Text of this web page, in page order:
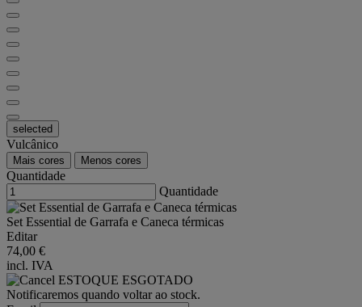
selected
Vulcânico
Mais cores Menos cores
Quantidade
Quantidade
Set Essential de Garrafa e Caneca térmicas
Editar
74,00 €
incl. IVA
ESTOQUE ESGOTADO
Notificaremos quando voltar ao stock.